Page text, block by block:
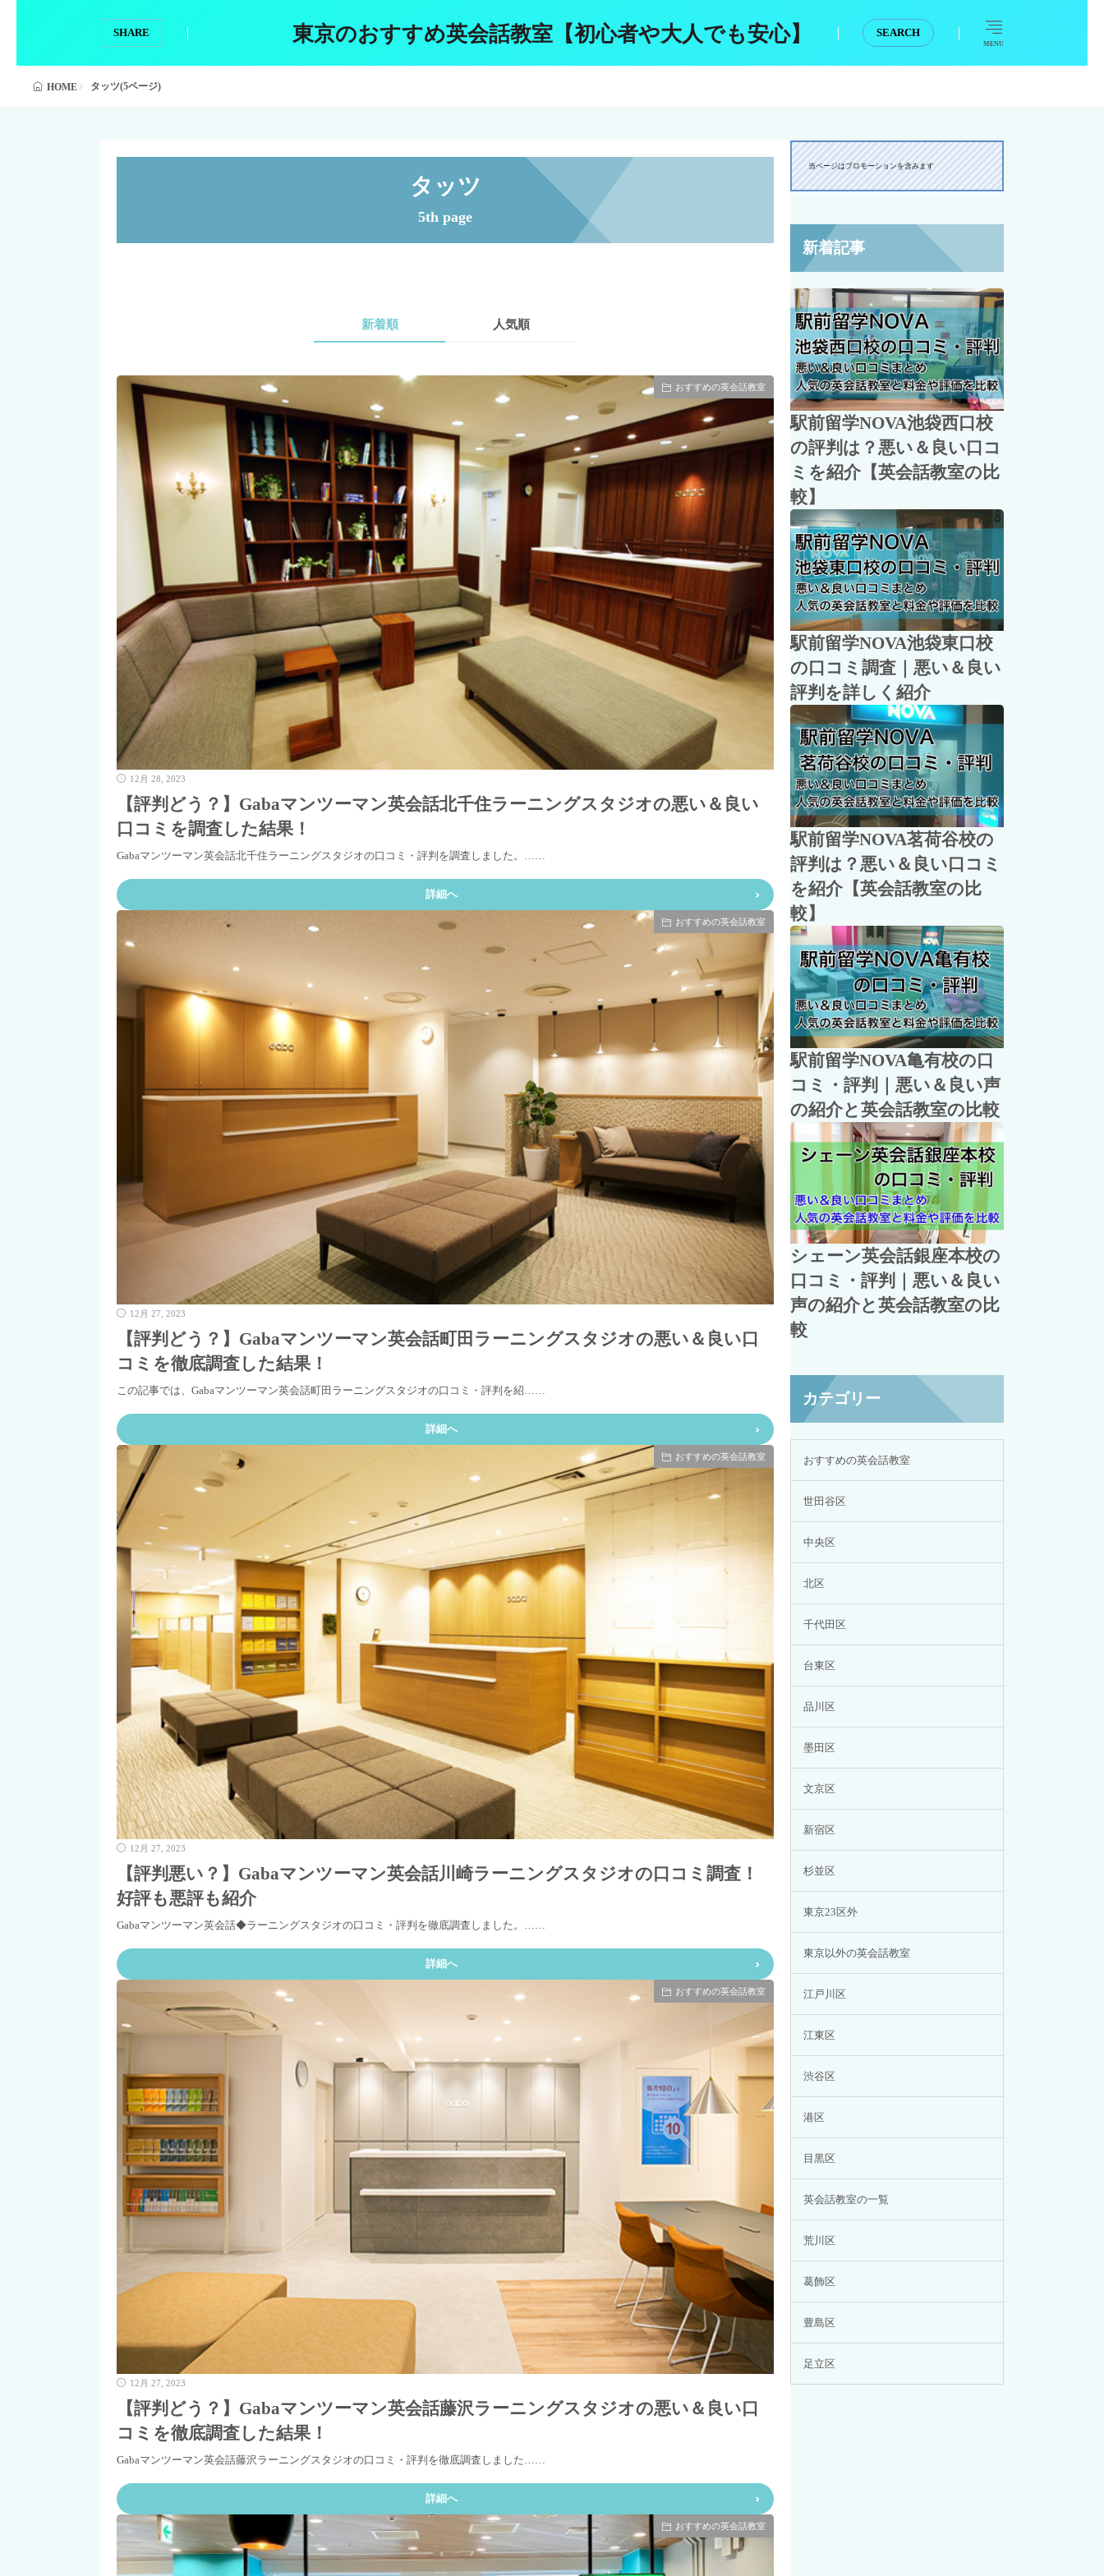
東京のおすすめ英会話教室【初心者や大人でも安心】
SHARE SEARCH
MENU
HOME タッツ(5ページ)
タッツ
5th page
新着順 人気順
おすすめの英会話教室
12月 28, 2023
【評判どう？】Gabaマンツーマン英会話北千住ラーニングスタジオの悪い＆良い
口コミを調査した結果！
Gabaマンツーマン英会話北千住ラーニングスタジオの口コミ・評判を調査しました。……
詳細へ
おすすめの英会話教室
12月 27, 2023
【評判どう？】Gabaマンツーマン英会話町田ラーニングスタジオの悪い＆良い口
コミを徹底調査した結果！
この記事では、Gabaマンツーマン英会話町田ラーニングスタジオの口コミ・評判を紹……
詳細へ
おすすめの英会話教室
12月 27, 2023
【評判悪い？】Gabaマンツーマン英会話川崎ラーニングスタジオの口コミ調査！
好評も悪評も紹介
Gabaマンツーマン英会話◆ラーニングスタジオの口コミ・評判を徹底調査しました。……
詳細へ
おすすめの英会話教室
12月 27, 2023
【評判どう？】Gabaマンツーマン英会話藤沢ラーニングスタジオの悪い＆良い口
コミを徹底調査した結果！
Gabaマンツーマン英会話藤沢ラーニングスタジオの口コミ・評判を徹底調査しました……
詳細へ
おすすめの英会話教室
当ページはプロモーションを含みます
新着記事
駅前留学NOVA池袋西口校
の評判は？悪い＆良い口コ
ミを紹介【英会話教室の比
較】
駅前留学NOVA池袋東口校
の口コミ調査｜悪い＆良い
評判を詳しく紹介
駅前留学NOVA茗荷谷校の
評判は？悪い＆良い口コミ
を紹介【英会話教室の比
較】
駅前留学NOVA亀有校の口
コミ・評判｜悪い＆良い声
の紹介と英会話教室の比較
シェーン英会話銀座本校の
口コミ・評判｜悪い＆良い
声の紹介と英会話教室の比
較
カテゴリー
おすすめの英会話教室
世田谷区
中央区
北区
千代田区
台東区
品川区
墨田区
文京区
新宿区
杉並区
東京23区外
東京以外の英会話教室
江戸川区
江東区
渋谷区
港区
目黒区
英会話教室の一覧
荒川区
葛飾区
豊島区
足立区